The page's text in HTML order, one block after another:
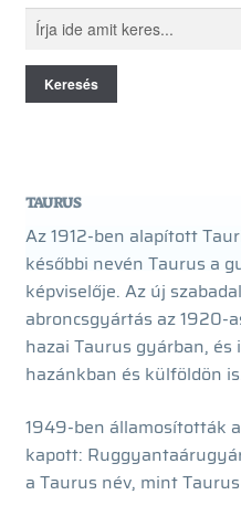
TAURUS
Az 1912-ben alapított
későbbi nevén Taurus a
képviselője. Az új
abroncsgyártás az 1920-
hazai Taurus gyárban,
hazánkban és külföldön
1949-ben államosították
kapott:
a Taurus név, mint
Keresés